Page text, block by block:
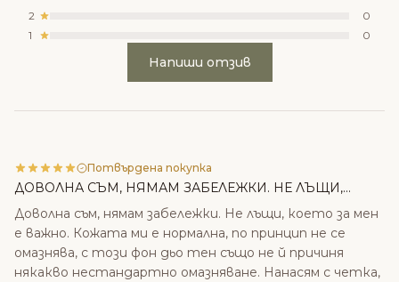
2
0
1
0
Напиши отзив
Потвърдена покупка
ДОВОЛНА СЪМ, НЯМАМ ЗАБЕЛЕЖКИ. НЕ ЛЪЩИ,...
Доволна съм, нямам забележки. Не лъщи, което за мен
е важно. Кожата ми е нормална, по принцип не се
омазнява, с този фон дьо тен също не й причиня
някакво нестандартно омазняване. Нанасям с четка,